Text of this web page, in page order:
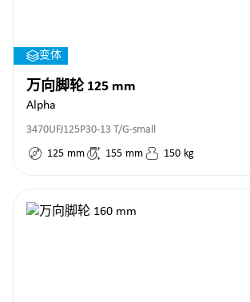
变体
万向脚轮 125 mm
Alpha
3470UFJ125P30-13 T/G-small
125 mm 155 mm 150 kg